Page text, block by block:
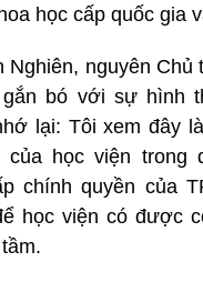
học cấp quốc gia
Nghiên, nguyên Chủ
bó với sự hình
lại: Tôi xem đây
học viện trong
chính quyền của
học viện có được